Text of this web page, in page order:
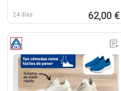
24 días 62,00 €